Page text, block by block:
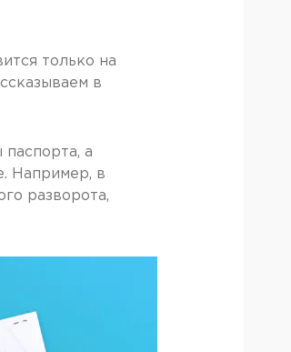
только на
в
а
Например, в
разворота,